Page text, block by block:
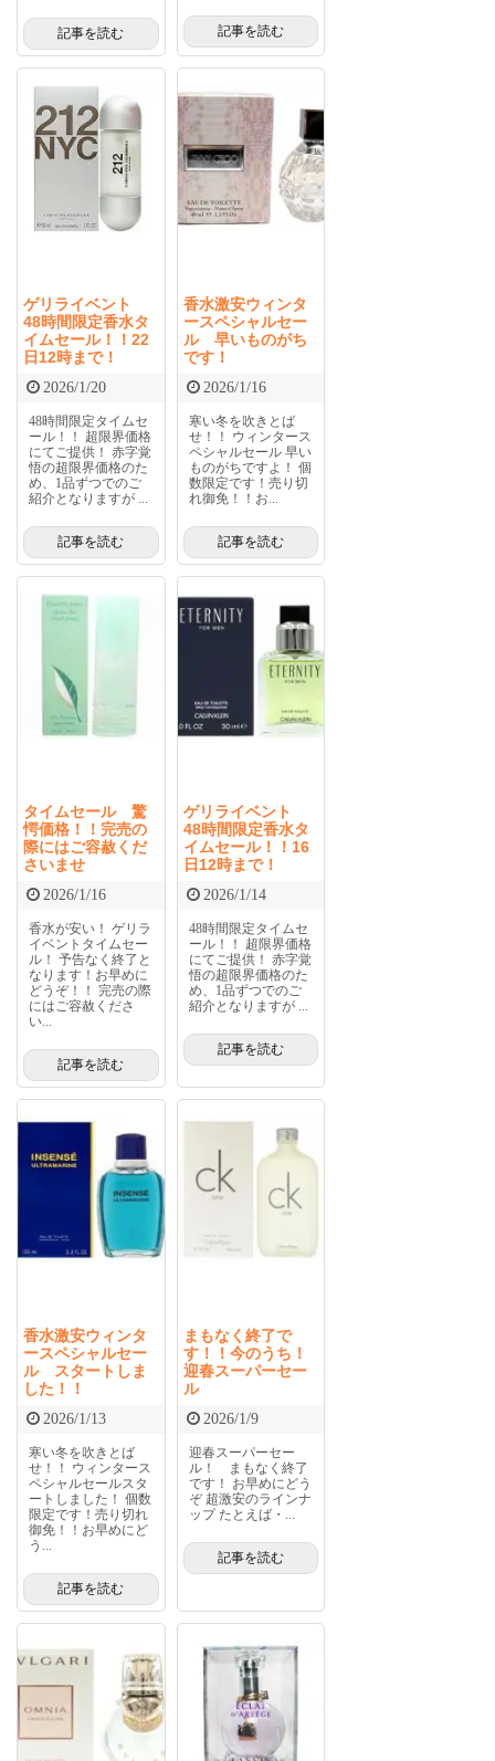
記事を読む 記事を読む
ゲリライベント
48時間限定香水タ
イムセール！！22
日12時まで！
2026/1/20
48時間限定タイムセ
ール！！ 超限界価格
にてご提供！ 赤字覚
悟の超限界価格のた
め、1品ずつでのご
紹介となりますが ...
記事を読む
香水激安ウィンタ
ースペシャルセー
ル 早いものがち
です！
2026/1/16
寒い冬を吹きとば
せ！！ ウィンタース
ペシャルセール 早い
ものがちですよ！ 個
数限定です！売り切
れ御免！！お...
記事を読む
タイムセール 驚
愕価格！！完売の
際にはご容赦くだ
さいませ
2026/1/16
香水が安い！ ゲリラ
イベントタイムセー
ル！ 予告なく終了と
なります！お早めに
どうぞ！！ 完売の際
にはご容赦くださ
い...
記事を読む
ゲリライベント
48時間限定香水タ
イムセール！！16
日12時まで！
2026/1/14
48時間限定タイムセ
ール！！ 超限界価格
にてご提供！ 赤字覚
悟の超限界価格のた
め、1品ずつでのご
紹介となりますが ...
記事を読む
香水激安ウィンタ
ースペシャルセー
ル スタートしま
した！！
2026/1/13
寒い冬を吹きとば
せ！！ ウィンタース
ペシャルセールスタ
ートしました！ 個数
限定です！売り切れ
御免！！お早めにど
う...
記事を読む
まもなく終了で
す！！今のうち！
迎春スーパーセー
ル
2026/1/9
迎春スーパーセー
ル！ まもなく終了
です！ お早めにどう
ぞ 超激安のラインナ
ップ たとえば・...
記事を読む